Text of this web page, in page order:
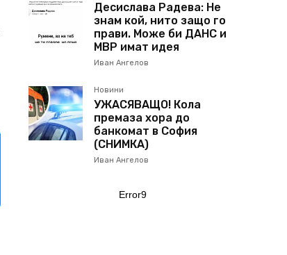
Десислава Радева: Не
знам кой, нито защо го
прави. Може би ДАНС и
МВР имат идея
Иван Ангелов
Новини
УЖАСЯВАЩО! Кола
премаза хора до
банкомат в София
(СНИМКА)
Иван Ангелов
Error9